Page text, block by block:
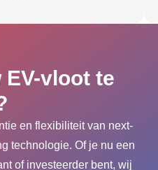
vloot te
en flexibiliteit van next-
technologie. Of je nu een
of investeerder bent, wij